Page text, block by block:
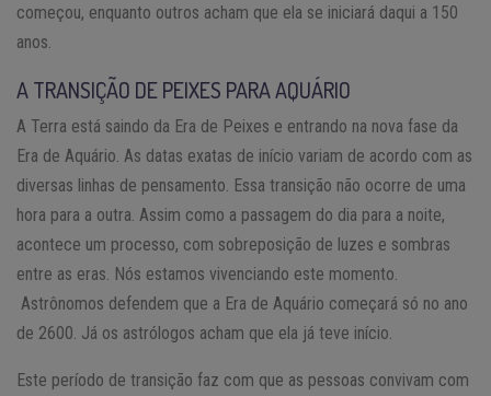
começou, enquanto outros acham que ela se iniciará daqui a 150
anos.
A TRANSIÇÃO DE PEIXES PARA AQUÁRIO
A Terra está saindo da Era de Peixes e entrando na nova fase da
Era de Aquário. As datas exatas de início variam de acordo com as
diversas linhas de pensamento. Essa transição não ocorre de uma
hora para a outra. Assim como a passagem do dia para a noite,
acontece um processo, com sobreposição de luzes e sombras
entre as eras. Nós estamos vivenciando este momento.
Astrônomos defendem que a Era de Aquário começará só no ano
de 2600. Já os astrólogos acham que ela já teve início.
Este período de transição faz com que as pessoas convivam com